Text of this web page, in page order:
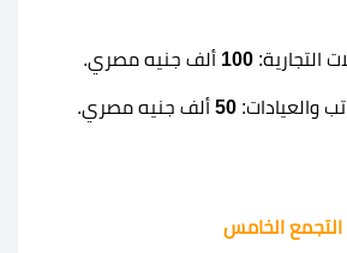
التجارية: 100 ألف جنيه مصري.
والعيادات: 50 ألف جنيه مصري.
الخامس